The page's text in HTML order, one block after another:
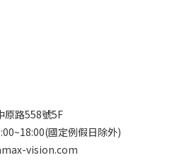
原路558號5F
國定例假日除外)
vision.com